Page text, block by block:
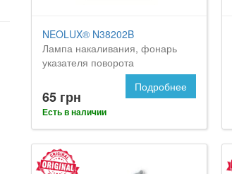
NEOLUX® N38202B
Лампа накаливания, фонарь
указателя поворота
65 грн
Есть в наличии
Подробнее